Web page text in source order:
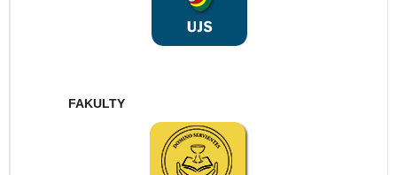
FAKULTY